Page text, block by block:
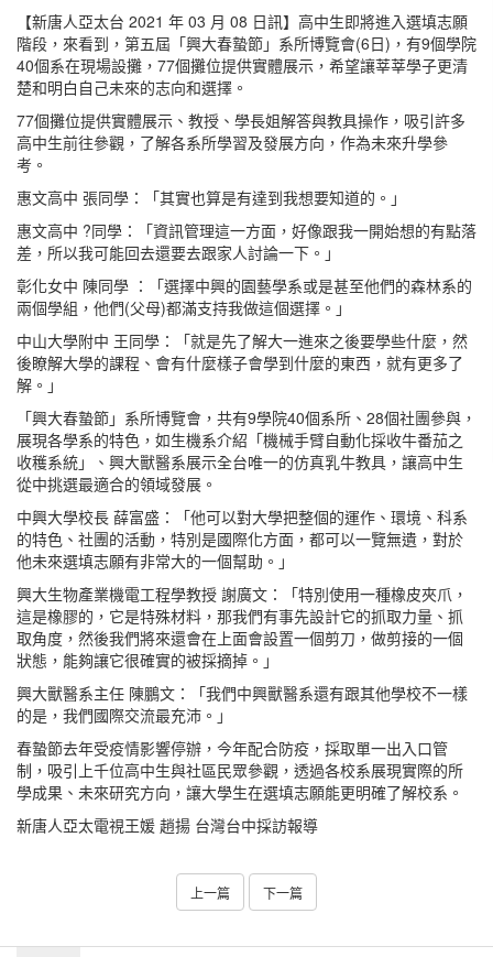
【新唐人亞太台 2021 年 03 月 08 日訊】高中生即將進入選填志願
階段，來看到，第五屆「興大春蟄節」系所博覽會(6日)，有9個學院
40個系在現場設攤，77個攤位提供實體展示，希望讓莘莘學子更清
楚和明白自己未來的志向和選擇。
77個攤位提供實體展示、教授、學長姐解答與教具操作，吸引許多
高中生前往參觀，了解各系所學習及發展方向，作為未來升學參
考。
惠文高中 張同學：「其實也算是有達到我想要知道的。」
惠文高中 ?同學：「資訊管理這一方面，好像跟我一開始想的有點落
差，所以我可能回去還要去跟家人討論一下。」
彰化女中 陳同學 ：「選擇中興的園藝學系或是甚至他們的森林系的
兩個學組，他們(父母)都滿支持我做這個選擇。」
中山大學附中 王同學：「就是先了解大一進來之後要學些什麼，然
後瞭解大學的課程、會有什麼樣子會學到什麼的東西，就有更多了
解。」
「興大春蟄節」系所博覽會，共有9學院40個系所、28個社團參與，
展現各學系的特色，如生機系介紹「機械手臂自動化採收牛番茄之
收穫系統」、興大獸醫系展示全台唯一的仿真乳牛教具，讓高中生
從中挑選最適合的領域發展。
中興大學校長 薛富盛：「他可以對大學把整個的運作、環境、科系
的特色、社團的活動，特別是國際化方面，都可以一覽無遺，對於
他未來選填志願有非常大的一個幫助。」
興大生物產業機電工程學教授 謝廣文：「特別使用一種橡皮夾爪，
這是橡膠的，它是特殊材料，那我們有事先設計它的抓取力量、抓
取角度，然後我們將來還會在上面會設置一個剪刀，做剪接的一個
狀態，能夠讓它很確實的被採摘掉。」
興大獸醫系主任 陳鵬文：「我們中興獸醫系還有跟其他學校不一樣
的是，我們國際交流最充沛。」
春蟄節去年受疫情影響停辦，今年配合防疫，採取單一出入口管
制，吸引上千位高中生與社區民眾參觀，透過各校系展現實際的所
學成果、未來研究方向，讓大學生在選填志願能更明確了解校系。
新唐人亞太電視王媛 趙揚 台灣台中採訪報導
上一篇 下一篇